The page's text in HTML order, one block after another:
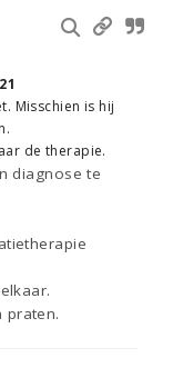
Misschien is hij
de therapie.
diagnose te
praten.